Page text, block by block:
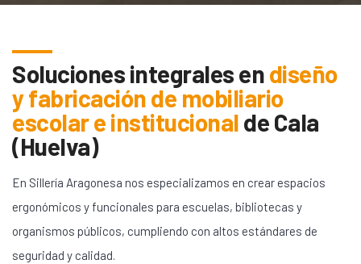
Soluciones integrales endiseño
y fabricación de mobiliario
escolar e institucionaldeCala
(Huelva)
En Sillería Aragonesa nos especializamos en crear espacios
ergonómicos y funcionales para escuelas, bibliotecas y
organismos públicos, cumpliendo con altos estándares de
seguridad y calidad.